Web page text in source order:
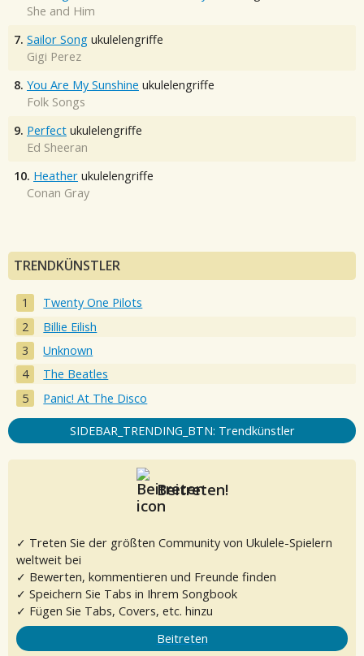
She and Him
7. Sailor Song ukulelengriffe
Gigi Perez
8. You Are My Sunshine ukulelengriffe
Folk Songs
9. Perfect ukulelengriffe
Ed Sheeran
10. Heather ukulelengriffe
Conan Gray
TRENDKÜNSTLER
Twenty One Pilots
Billie Eilish
Unknown
The Beatles
Panic! At The Disco
SIDEBAR_TRENDING_BTN: Trendkünstler
Beitreten!
✓ Treten Sie der größten Community von Ukulele-Spielern
weltweit bei
✓ Bewerten, kommentieren und Freunde finden
✓ Speichern Sie Tabs in Ihrem Songbook
✓ Fügen Sie Tabs, Covers, etc. hinzu
Beitreten